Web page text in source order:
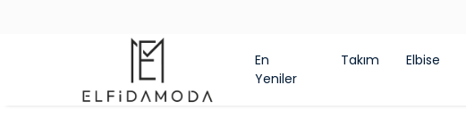
En
Yeniler
Takım Elbise